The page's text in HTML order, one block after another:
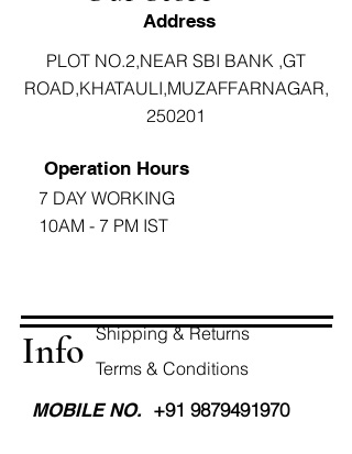
Address
PLOT NO.2,NEAR SBI BANK ,GT
ROAD,KHATAULI,MUZAFFARNAGAR,
250201
Operation Hours
7 DAY WORKING
10AM - 7 PM IST
Info Shipping & Returns
Terms & Conditions
MOBILE NO. +91 9879491970